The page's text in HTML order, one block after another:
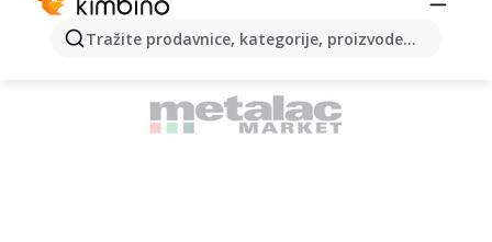
Tražite prodavnice, kategorije, proizvode...